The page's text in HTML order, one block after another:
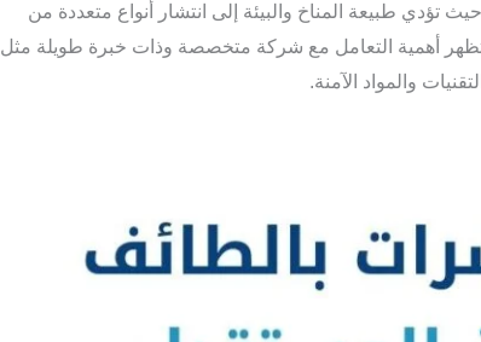
تؤدي طبيعة المناخ والبيئة إلى انتشار أنواع متعددة من
تظهر أهمية التعامل مع شركة متخصصة وذات خبرة طويلة مثل
والمواد الآمنة.